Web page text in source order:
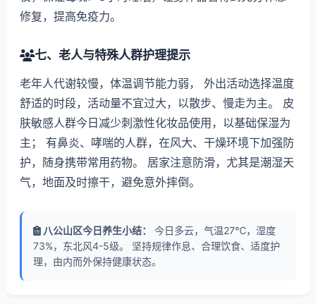
修复，提高免疫力。
七、老人与特殊人群护理提示
老年人代谢较慢，体温调节能力弱， 外出活动选择温度
舒适的时段，活动量不宜过大，以散步、慢走为主。 皮
肤敏感人群今日减少刺激性化妆品使用，以基础保湿为
主； 有鼻炎、哮喘的人群，在风大、干燥环境下加强防
护，随身携带常用药物。 居家注意防滑，尤其是潮湿天
气，地面及时擦干，避免意外摔倒。
八公山区今日养生小结：
今日多云，气温27℃，湿度
73%，东北风4-5级。 坚持规律作息、合理饮食、适度护
理，由内而外保持健康状态。